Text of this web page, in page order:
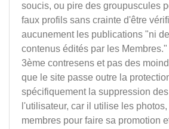
soucis, ou pire des groupuscules
faux profils sans crainte d'être
aucunement les publications "ni
contenus édités par les Membres."
3ème contresens et pas des
que le site passe outre la
spécifiquement la suppression
l'utilisateur, car il utilise les
membres pour faire sa promotion